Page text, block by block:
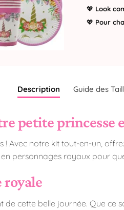
💖 Look
💖 Pour
Description Guide des
petite princesse
Avec notre kit tout-en-un,
personnages royaux pour
royale
cette belle journée. Que ce